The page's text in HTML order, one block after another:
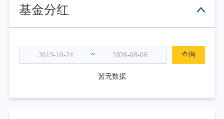
基金分红
~ 查询
暂无数据